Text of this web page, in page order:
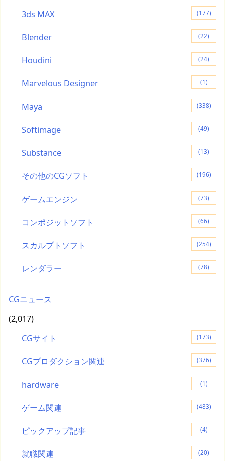
3ds MAX (177)
Blender (22)
Houdini (24)
Marvelous Designer (1)
Maya (338)
Softimage (49)
Substance (13)
その他のCGソフト (196)
ゲームエンジン (73)
コンポジットソフト (66)
スカルプトソフト (254)
レンダラー (78)
CGニュース
(2,017)
CGサイト
(173)
CGプロダクション関連 (376)
hardware (1)
ゲーム関連 (483)
ピックアップ記事 (4)
就職関連 (20)